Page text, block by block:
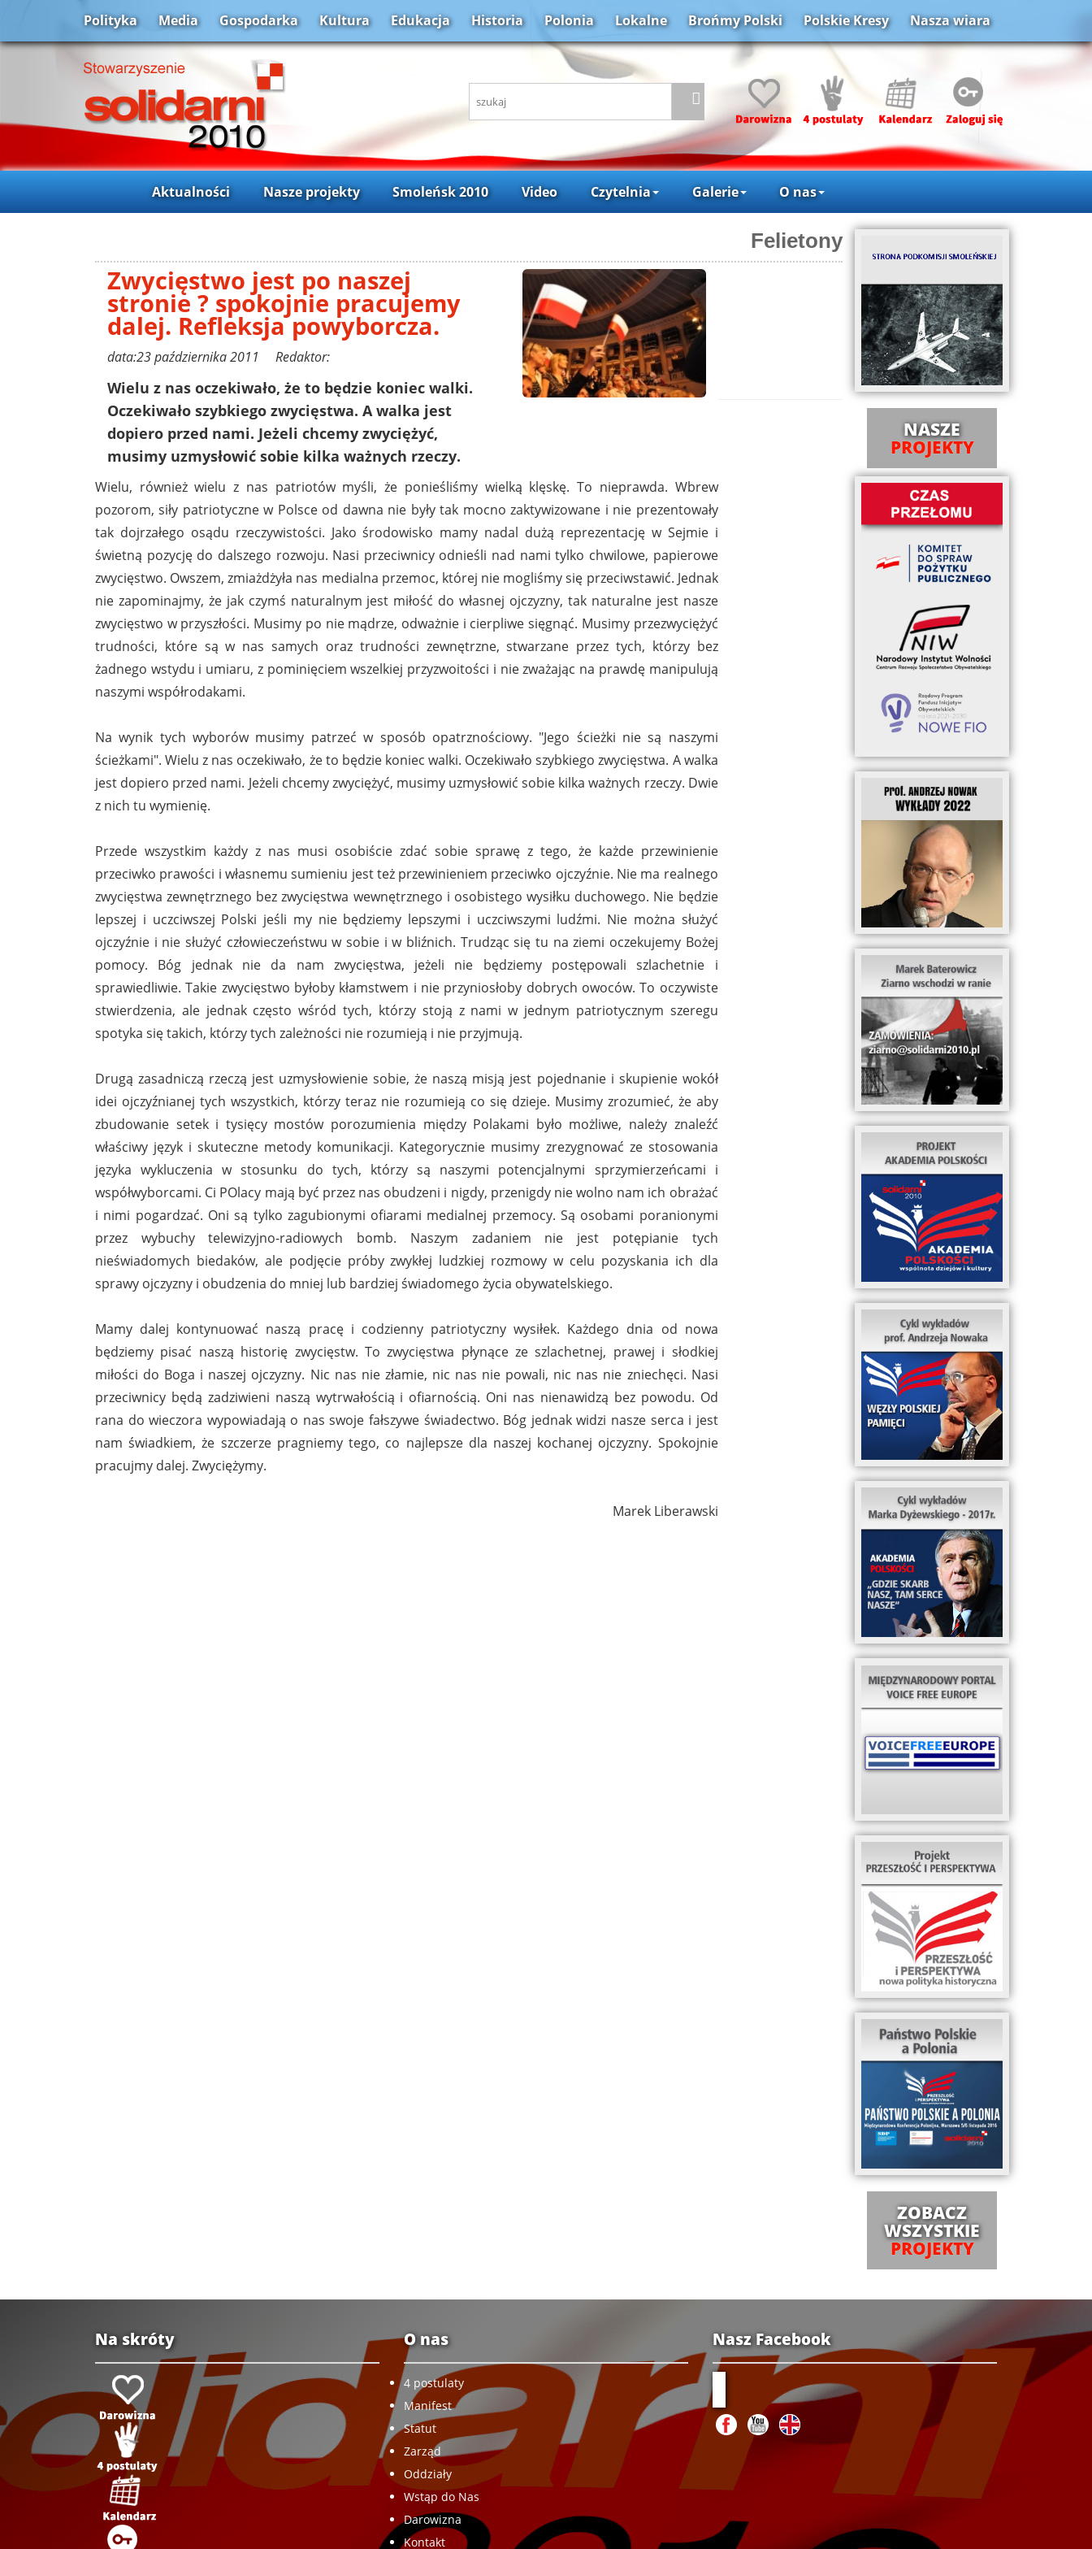
Polityka Media Gospodarka Kultura Edukacja Historia Polonia Lokalne Brońmy Polski Polskie Kresy Nasza wiara
Aktualności Nasze projekty Smoleńsk 2010 Video Czytelnia Galerie O nas
Felietony
Zwycięstwo jest po naszej
stronie ? spokojnie pracujemy
dalej. Refleksja powyborcza.
data:23 października 2011 Redaktor:
Wielu z nas oczekiwało, że to będzie koniec walki.
Oczekiwało szybkiego zwycięstwa. A walka jest
dopiero przed nami. Jeżeli chcemy zwyciężyć,
musimy uzmysłowić sobie kilka ważnych rzeczy.
Wielu, również wielu z nas patriotów myśli, że ponieśliśmy wielką klęskę. To nieprawda. Wbrew
pozorom, siły patriotyczne w Polsce od dawna nie były tak mocno zaktywizowane i nie prezentowały
tak dojrzałego osądu rzeczywistości. Jako środowisko mamy nadal dużą reprezentację w Sejmie i
świetną pozycję do dalszego rozwoju. Nasi przeciwnicy odnieśli nad nami tylko chwilowe, papierowe
zwycięstwo. Owszem, zmiażdżyła nas medialna przemoc, której nie mogliśmy się przeciwstawić. Jednak
nie zapominajmy, że jak czymś naturalnym jest miłość do własnej ojczyzny, tak naturalne jest nasze
zwycięstwo w przyszłości. Musimy po nie mądrze, odważnie i cierpliwe sięgnąć. Musimy przezwyciężyć
trudności, które są w nas samych oraz trudności zewnętrzne, stwarzane przez tych, którzy bez
żadnego wstydu i umiaru, z pominięciem wszelkiej przyzwoitości i nie zważając na prawdę manipulują
naszymi współrodakami.
Na wynik tych wyborów musimy patrzeć w sposób opatrznościowy. "Jego ścieżki nie są naszymi
ścieżkami". Wielu z nas oczekiwało, że to będzie koniec walki. Oczekiwało szybkiego zwycięstwa. A walka
jest dopiero przed nami. Jeżeli chcemy zwyciężyć, musimy uzmysłowić sobie kilka ważnych rzeczy. Dwie
z nich tu wymienię.
Przede wszystkim każdy z nas musi osobiście zdać sobie sprawę z tego, że każde przewinienie
przeciwko prawości i własnemu sumieniu jest też przewinieniem przeciwko ojczyźnie. Nie ma realnego
zwycięstwa zewnętrznego bez zwycięstwa wewnętrznego i osobistego wysiłku duchowego. Nie będzie
lepszej i uczciwszej Polski jeśli my nie będziemy lepszymi i uczciwszymi ludźmi. Nie można służyć
ojczyźnie i nie służyć człowieczeństwu w sobie i w bliźnich. Trudząc się tu na ziemi oczekujemy Bożej
pomocy. Bóg jednak nie da nam zwycięstwa, jeżeli nie będziemy postępowali szlachetnie i
sprawiedliwie. Takie zwycięstwo byłoby kłamstwem i nie przyniosłoby dobrych owoców. To oczywiste
stwierdzenia, ale jednak często wśród tych, którzy stoją z nami w jednym patriotycznym szeregu
spotyka się takich, którzy tych zależności nie rozumieją i nie przyjmują.
Drugą zasadniczą rzeczą jest uzmysłowienie sobie, że naszą misją jest pojednanie i skupienie wokół
idei ojczyźnianej tych wszystkich, którzy teraz nie rozumieją co się dzieje. Musimy zrozumieć, że aby
zbudowanie setek i tysięcy mostów porozumienia między Polakami było możliwe, należy znaleźć
właściwy język i skuteczne metody komunikacji. Kategorycznie musimy zrezygnować ze stosowania
języka wykluczenia w stosunku do tych, którzy są naszymi potencjalnymi sprzymierzeńcami i
współwyborcami. Ci POlacy mają być przez nas obudzeni i nigdy, przenigdy nie wolno nam ich obrażać
i nimi pogardzać. Oni są tylko zagubionymi ofiarami medialnej przemocy. Są osobami poranionymi
przez wybuchy telewizyjno-radiowych bomb. Naszym zadaniem nie jest potępianie tych
nieświadomych biedaków, ale podjęcie próby zwykłej ludzkiej rozmowy w celu pozyskania ich dla
sprawy ojczyzny i obudzenia do mniej lub bardziej świadomego życia obywatelskiego.
Mamy dalej kontynuować naszą pracę i codzienny patriotyczny wysiłek. Każdego dnia od nowa
będziemy pisać naszą historię zwycięstw. To zwycięstwa płynące ze szlachetnej, prawej i słodkiej
miłości do Boga i naszej ojczyzny. Nic nas nie złamie, nic nas nie powali, nic nas nie zniechęci. Nasi
przeciwnicy będą zadziwieni naszą wytrwałością i ofiarnością. Oni nas nienawidzą bez powodu. Od
rana do wieczora wypowiadają o nas swoje fałszywe świadectwo. Bóg jednak widzi nasze serca i jest
nam świadkiem, że szczerze pragniemy tego, co najlepsze dla naszej kochanej ojczyzny. Spokojnie
pracujmy dalej. Zwyciężymy.
Marek Liberawski
NASZE
PROJEKTY
ZOBACZ
WSZYSTKIE
PROJEKTY
Na skróty O nas
4 postulaty
Manifest
Statut
Zarząd
Oddziały
Wstąp do Nas
Darowizna
Kontakt
Nasz Facebook